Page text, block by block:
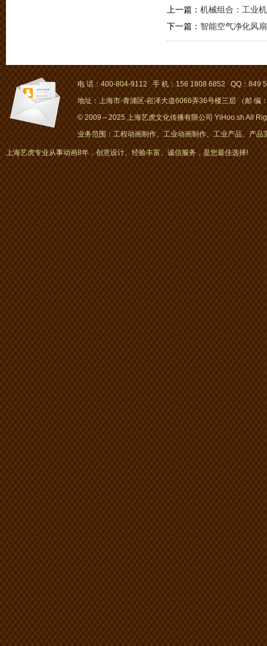
上一篇： 机械组合：工业
下一篇： 智能空气净化风
电 话：400-804-9112 手 机：156 1808 6852 QQ：849
地址：上海市-青浦区-崧泽大道6066弄36号楼三层 （邮 编
© 2009～2025 上海艺虎文化传播有限公司 YiHoo.sh All
业务范围：工程动画制作、工业动画制作、工业产品、产
画、mg动画
上海艺虎专业从事动画8年，创意设计、经验丰富、诚信服务，是您最佳选择!